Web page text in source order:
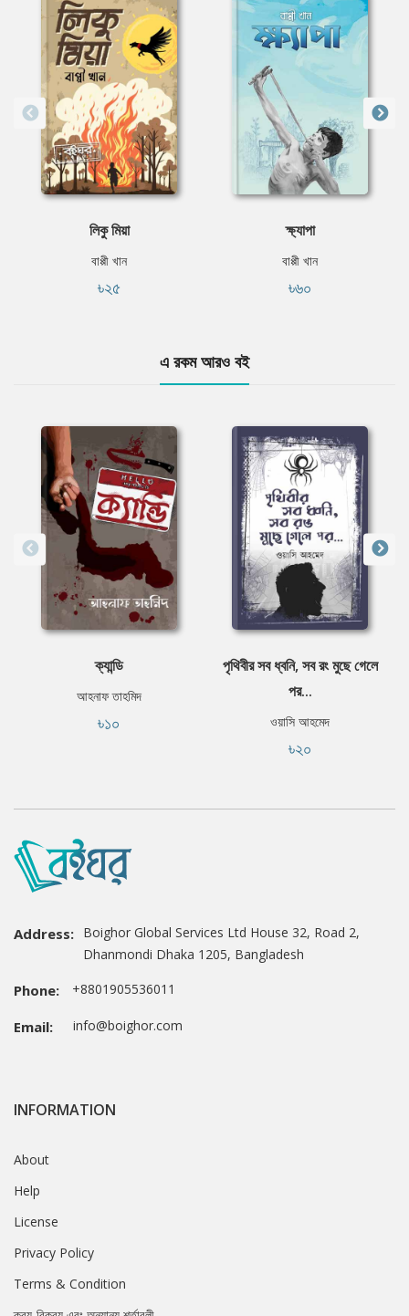
লিকু মিয়া
বাপ্পী খান
৳২৫
ক্ষ্যাপা
বাপ্পী খান
৳৬০
এ রকম আরও বই
ক্যান্ডি
আহনাফ তাহমিদ
৳১০
পৃথিবীর সব ধ্বনি, সব রং মুছে গেলে
পর...
ওয়াসি আহমেদ
৳২০
Address: Boighor Global Services Ltd House 32, Road 2,
Dhanmondi Dhaka 1205, Bangladesh
Phone: +8801905536011
Email: info@boighor.com
INFORMATION
About
Help
License
Privacy Policy
Terms & Condition